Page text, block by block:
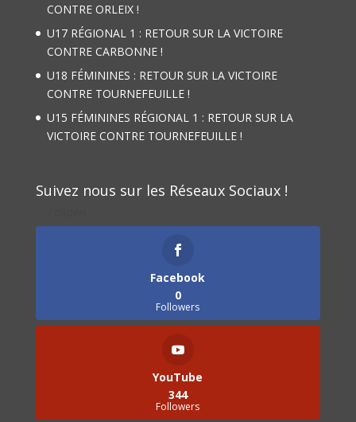
CONTRE ORLEIX !
U17 RÉGIONAL 1 : RETOUR SUR LA VICTOIRE
CONTRE CARBONNE !
U18 FÉMININES : RETOUR SUR LA VICTOIRE
CONTRE TOURNEFEUILLE !
U15 FÉMININES RÉGIONAL 1 : RETOUR SUR LA
VICTOIRE CONTRE TOURNEFEUILLE !
Suivez nous sur les Réseaux Sociaux !
Facebook
0
Followers
YouTube
344
Followers